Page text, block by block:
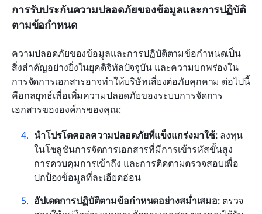
การรับประกันความปลอดภัยของข้อมูลและการปฏิบัติ
ตามข้อกำหนด
ความปลอดภัยของข้อมูลและการปฏิบัติตามข้อกำหนดเป็น
สิ่งสำคัญอย่างยิ่งในยุคดิจิทัลปัจจุบัน และความบกพร่องใน
การจัดการเอกสารอาจทำให้บริษัทเสี่ยงต่อภัยคุกคาม ต่อไปนี้
คือกลยุทธ์เพื่อเพิ่มความปลอดภัยของระบบการจัดการ
เอกสารขององค์กรของคุณ:
นำโปรโตคอลความปลอดภัยที่แข็งแกร่งมาใช้: ลงทุน
ในโซลูชันการจัดการเอกสารที่มีการเข้ารหัสขั้นสูง
การควบคุมการเข้าถึง และการติดตามตรวจสอบเพื่อ
ปกป้องข้อมูลที่ละเอียดอ่อน
อัปเดตการปฏิบัติตามข้อกำหนดอย่างสม่ำเสมอ: ตรวจ